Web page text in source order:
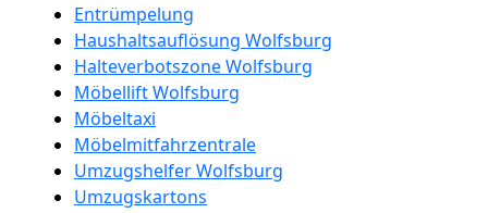
Entrümpelung
Haushaltsauflösung Wolfsburg
Halteverbotszone Wolfsburg
Möbellift Wolfsburg
Möbeltaxi
Möbelmitfahrzentrale
Umzugshelfer Wolfsburg
Umzugskartons